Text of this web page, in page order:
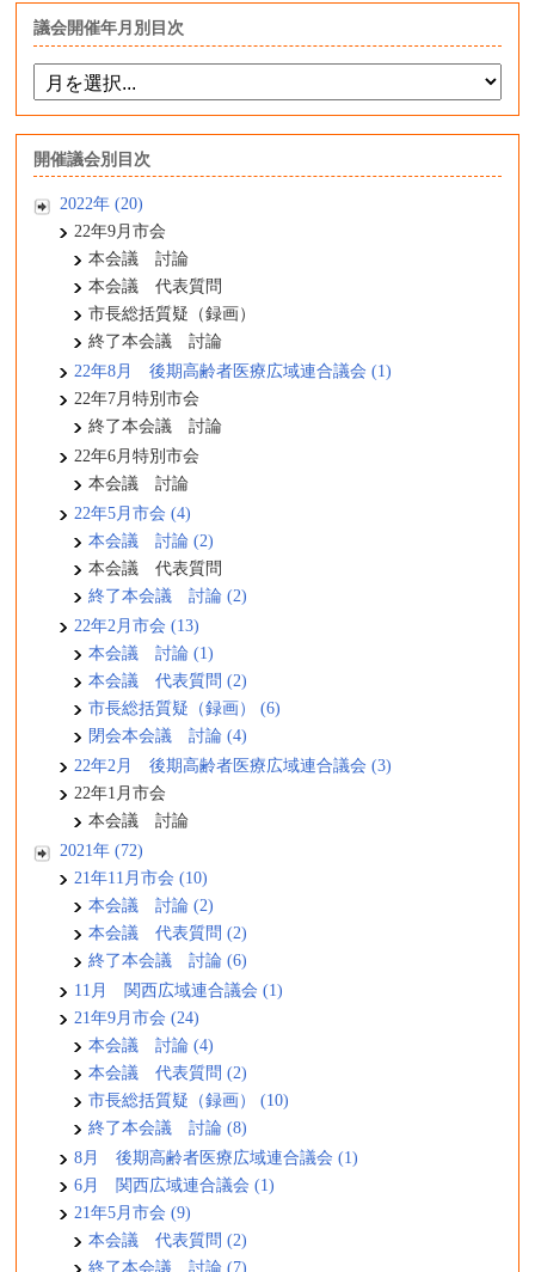
議会開催年月別目次
開催議会別目次
2022年 (20)
22年9月市会
本会議 討論
本会議 代表質問
市長総括質疑（録画）
終了本会議 討論
22年8月 後期高齢者医療広域連合議会 (1)
22年7月特別市会
終了本会議 討論
22年6月特別市会
本会議 討論
22年5月市会 (4)
本会議 討論 (2)
本会議 代表質問
終了本会議 討論 (2)
22年2月市会 (13)
本会議 討論 (1)
本会議 代表質問 (2)
市長総括質疑（録画） (6)
閉会本会議 討論 (4)
22年2月 後期高齢者医療広域連合議会 (3)
22年1月市会
本会議 討論
2021年 (72)
21年11月市会 (10)
本会議 討論 (2)
本会議 代表質問 (2)
終了本会議 討論 (6)
11月 関西広域連合議会 (1)
21年9月市会 (24)
本会議 討論 (4)
本会議 代表質問 (2)
市長総括質疑（録画） (10)
終了本会議 討論 (8)
8月 後期高齢者医療広域連合議会 (1)
6月 関西広域連合議会 (1)
21年5月市会 (9)
本会議 代表質問 (2)
終了本会議 討論 (7)